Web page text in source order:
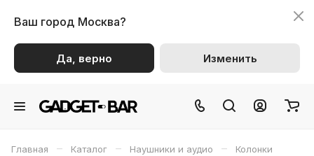
Ваш город Москва?
Да, верно Изменить
Главная – Каталог – Наушники и аудио – Колонки